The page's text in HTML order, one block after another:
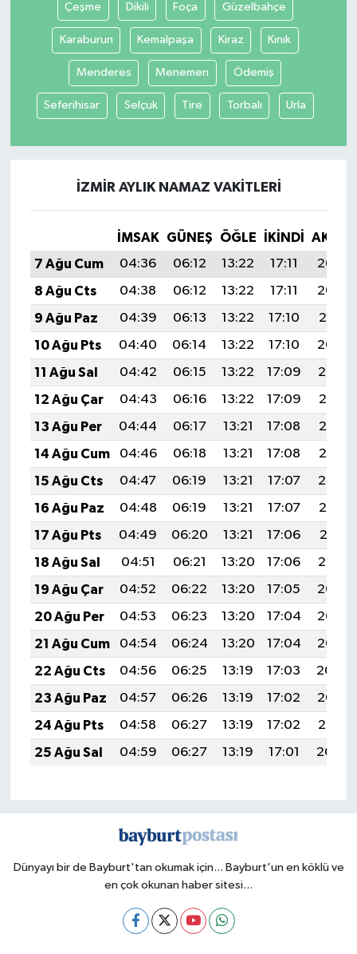
Çeşme Dikili Foça Güzelbahçe
Karaburun Kemalpaşa Kiraz Kınık
Menderes Menemen Ödemiş
Seferihisar Selçuk Tire Torbalı Urla
İZMIR AYLIK NAMAZ VAKITLERI
İMSAK GÜNEŞ ÖĞLE İKINDI
7 Ağu Cum
04:36 06:12 13:22 17:11
20:23
8 Ağu Cts
04:38 06:12 13:22 17:11
20:22
9 Ağu Paz
04:39 06:13 13:22 17:10
20:21
10 Ağu Pts
04:40 06:14 13:22 17:10
20:20
11 Ağu Sal
04:42 06:15 13:22 17:09
20:19
12 Ağu Çar
04:43 06:16 13:22 17:09
20:17
13 Ağu Per
04:44 06:17 13:21 17:08
20:16
14 Ağu Cum
04:46 06:18 13:21 17:08
20:15
15 Ağu Cts
04:47 06:19 13:21 17:07
20:14
16 Ağu Paz
04:48 06:19 13:21 17:07
20:12
17 Ağu Pts
04:49 06:20 13:21 17:06
20:11
18 Ağu Sal
04:51 06:21 13:20 17:06
20:10
19 Ağu Çar
04:52 06:22 13:20 17:05
20:08
20 Ağu Per
04:53 06:23 13:20 17:04
20:07
21 Ağu Cum
04:54 06:24 13:20 17:04
20:06
22 Ağu Cts
04:56 06:25 13:19 17:03
20:04
23 Ağu Paz
04:57 06:26 13:19 17:02
20:03
24 Ağu Pts
04:58 06:27 13:19 17:02
20:01
25 Ağu Sal
04:59 06:27 13:19 17:01 20:00
Dünyayı bir de Bayburt'tan okumak için... Bayburt'un en köklü ve
en çok okunan haber sitesi...